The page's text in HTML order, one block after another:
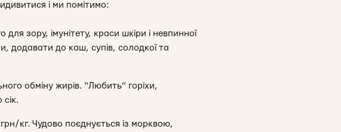
і ми помітимо:
зору, імунітету, краси шкіри і невпинної
додавати до каш, супів, солодкої та
обміну жирів. “Любить” горіхи,
кг. Чудово поєднується із морквою,